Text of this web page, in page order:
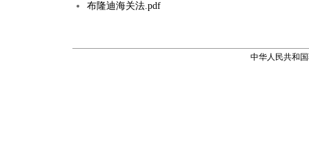
布隆迪海关法.pdf
中华人民共和